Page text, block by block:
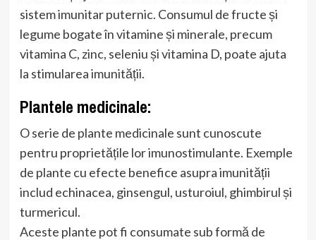
sistem imunitar puternic. Consumul de fructe și
legume bogate în vitamine și minerale, precum
vitamina C, zinc, seleniu și vitamina D, poate ajuta
la stimularea imunității.
Plantele medicinale:
O serie de plante medicinale sunt cunoscute
pentru proprietățile lor imunostimulante. Exemple
de plante cu efecte benefice asupra imunității
includ echinacea, ginsengul, usturoiul, ghimbirul și
turmericul.
Aceste plante pot fi consumate sub formă de